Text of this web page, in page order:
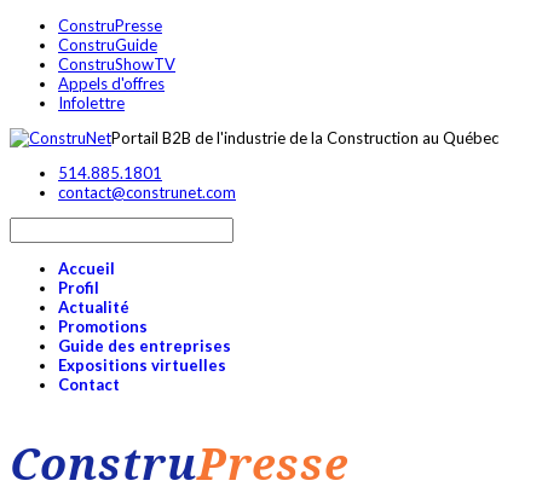
ConstruPresse
ConstruGuide
ConstruShowTV
Appels d'offres
Infolettre
Portail B2B de l'industrie de la Construction au Québec
514.885.1801
contact@construnet.com
Accueil
Profil
Actualité
Promotions
Guide des entreprises
Expositions virtuelles
Contact
ConstruPresse